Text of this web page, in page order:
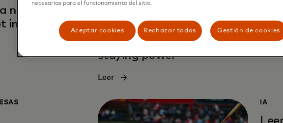
new era of
innovation
How food influencers help
restaurateurs serve up
staying power
Leer
IA
necesarias para el funcionamiento del sitio.
Aceptar cookies Rechazar todas Gestión de cookies